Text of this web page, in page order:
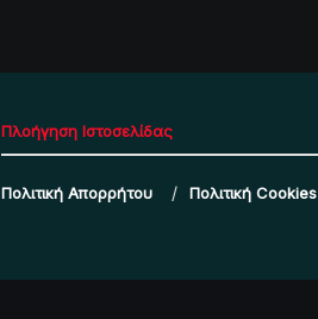
Πλοήγηση Ιστοσελίδας
Πολιτική Απορρήτου Πολιτική Cookies